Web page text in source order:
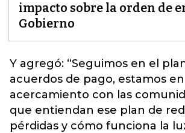
impacto sobre la orden de
Gobierno
Y agregó: “Seguimos en el
acuerdos de pago, estamos en
acercamiento con las
que entiendan ese plan de
pérdidas y cómo funciona la